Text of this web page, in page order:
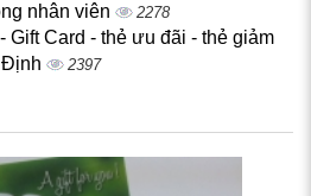
nhân viên
2278
Gift Card - thẻ ưu đãi - thẻ giảm
Định
2397